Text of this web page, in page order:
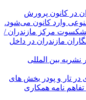
در کانون پرورش
وارد کانون می‌شود.
مرکز مازندران /
مازندران در داخل
بین المللی
تار و پودر بخش های
تفاهم نامه همکاری